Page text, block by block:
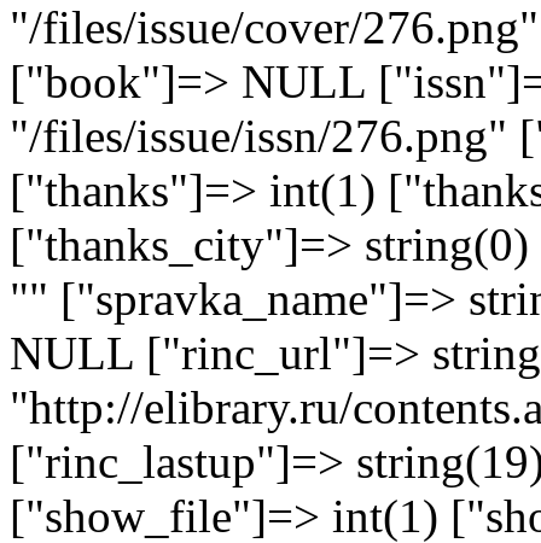
"/files/issue/cover/
["book"]=> NULL
"/files/issue/issn/
["thanks"]=> int(1)
["thanks_city"]=>
"" ["spravka_name"]=>
NULL ["rinc_url"]=>
"http://elibrary.ru/
["rinc_lastup"]=>
["show_file"]=> int(1)